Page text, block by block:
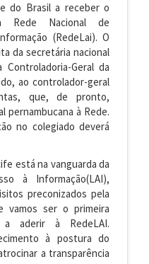
do Brasil a receber o
Rede Nacional de
(RedeLai). O
da secretária nacional
Geral da
ao controlador-geral
que, de pronto,
pernambucana à Rede.
no colegiado deverá
está na vanguarda da
à Informação(LAI),
preconizados pela
vamos ser o primeira
aderir à RedeLAI.
à postura do
a transparência